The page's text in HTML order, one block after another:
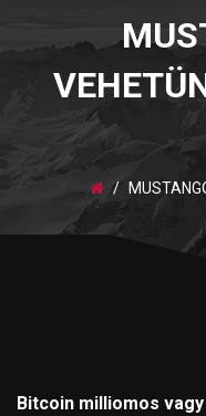
Bitcoin milliomos